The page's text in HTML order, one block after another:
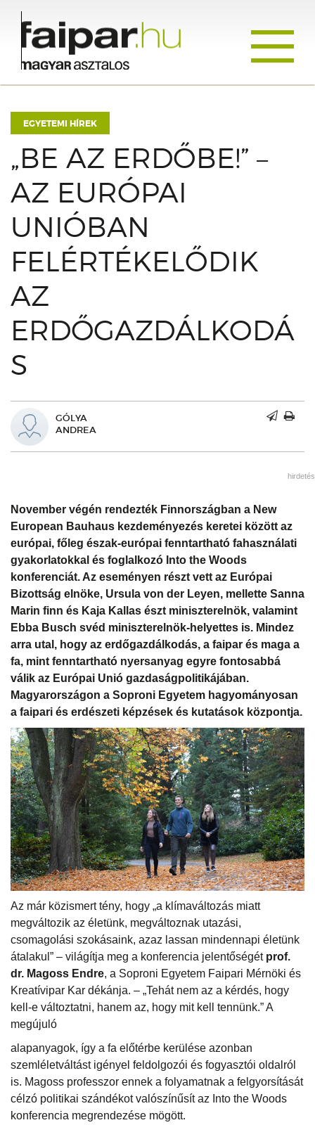
EGYETEMI HÍREK
„BE AZ ERDŐBE!” –
AZ EURÓPAI
UNIÓBAN
FELÉRTÉKELŐDIK
AZ
ERDŐGAZDÁLKODÁ
S
GÓLYA
ANDREA
hirdetés
November végén rendezték Finnországban a New
European Bauhaus kezdeményezés keretei között az
európai, főleg észak-európai fenntartható fahasználati
gyakorlatokkal és foglalkozó Into the Woods
konferenciát. Az eseményen részt vett az Európai
Bizottság elnöke, Ursula von der Leyen, mellette Sanna
Marin finn és Kaja Kallas észt miniszterelnök, valamint
Ebba Busch svéd miniszterelnök-helyettes is. Mindez
arra utal, hogy az erdőgazdálkodás, a faipar és maga a
fa, mint fenntartható nyersanyag egyre fontosabbá
válik az Európai Unió gazdaságpolitikájában.
Magyarországon a Soproni Egyetem hagyományosan
a faipari és erdészeti képzések és kutatások központja.
Az már közismert tény, hogy „a klímaváltozás miatt
megváltozik az életünk, megváltoznak utazási,
csomagolási szokásaink, azaz lassan mindennapi életünk
átalakul” – világítja meg a konferencia jelentőségét prof.
dr. Magoss Endre, a Soproni Egyetem Faipari Mérnöki és
Kreatívipar Kar dékánja. – „Tehát nem az a kérdés, hogy
kell-e változtatni, hanem az, hogy mit kell tennünk.” A
megújuló
alapanyagok, így a fa előtérbe kerülése azonban
szemléletváltást igényel feldolgozói és fogyasztói oldalról
is. Magoss professzor ennek a folyamatnak a felgyorsítását
célzó politikai szándékot valószínűsít az Into the Woods
konferencia megrendezése mögött.